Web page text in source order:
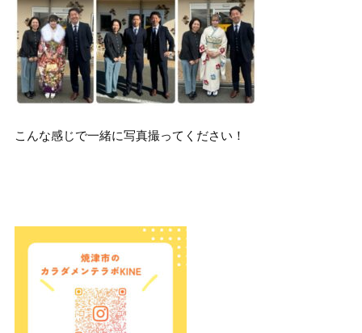
こんな感じで一緒に写真撮ってください！